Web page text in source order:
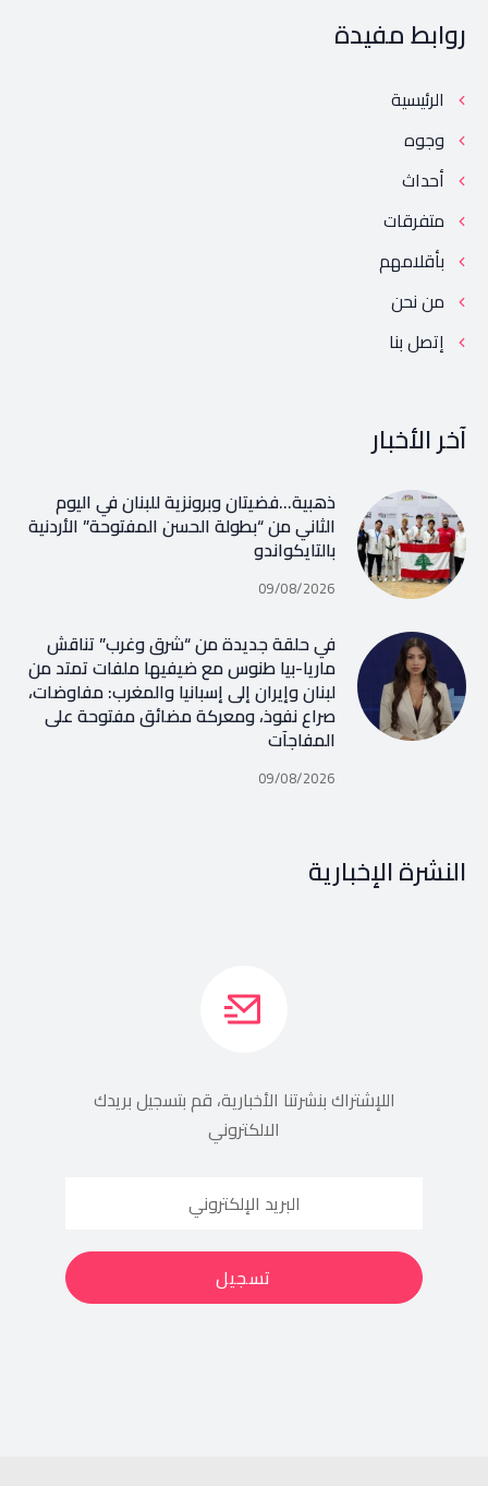
روابط مفيدة
الرئيسية
وجوه
أحداث
متفرقات
بأقلامهم
من نحن
إتصل بنا
آخر الأخبار
ذهبية…فضيتان وبرونزية للبنان في اليوم
الثاني من “بطولة الحسن المفتوحة” الأردنية
بالتايكواندو
09/08/2026
في حلقة جديدة من “شرق وغرب” تناقش
ماريا-بيا طنوس مع ضيفيها ملفات تمتد من
لبنان وإيران إلى إسبانيا والمغرب: مفاوضات،
صراع نفوذ، ومعركة مضائق مفتوحة على
المفاجآت
09/08/2026
النشرة الإخبارية
اللإشتراك بنشرتنا الأخبارية، قم بتسجيل بريدك
الالكتروني